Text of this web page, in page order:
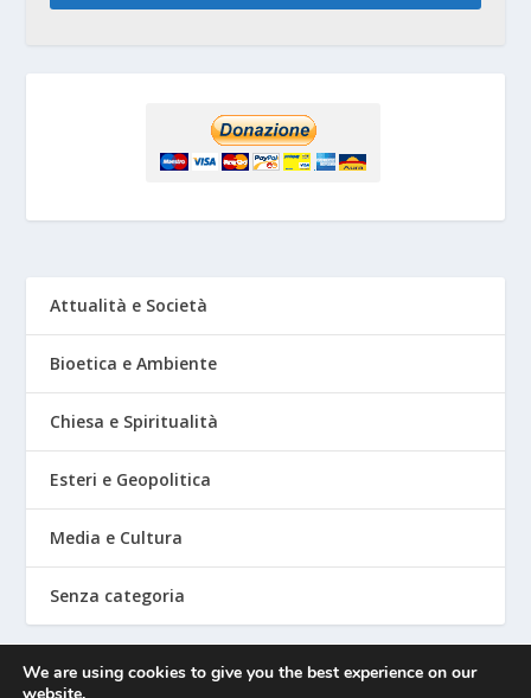
Attualità e Società
Bioetica e Ambiente
Chiesa e Spiritualità
Esteri e Geopolitica
Media e Cultura
Senza categoria
We are using cookies to give you the best experience on our